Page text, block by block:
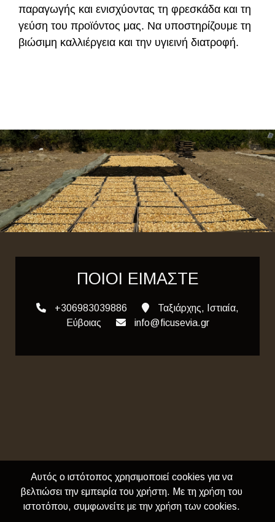
παραγωγής και ενισχύοντας τη φρεσκάδα και τη
γεύση του προϊόντος μας. Να υποστηρίζουμε τη
βιώσιμη καλλιέργεια και την υγιεινή διατροφή.
ΠΟΙΟΙ ΕΙΜΑΣΤΕ
+306983039886
Ταξιάρχης, Ιστιαία,
Εύβοιας
info@ficusevia.gr
Αυτός ο ιστότοπος χρησιμοποιεί cookies για να
βελτιώσει την εμπειρία του χρήστη. Με τη χρήση του
ιστοτόπου, συμφωνείτε με την χρήση των cookies.